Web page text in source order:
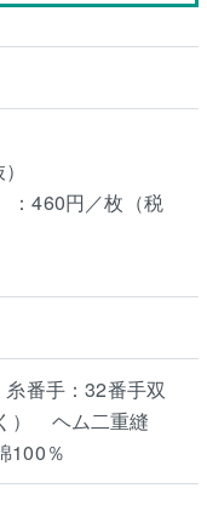
：460円／枚（税
番手：32番手双
） ヘム二重縫
％